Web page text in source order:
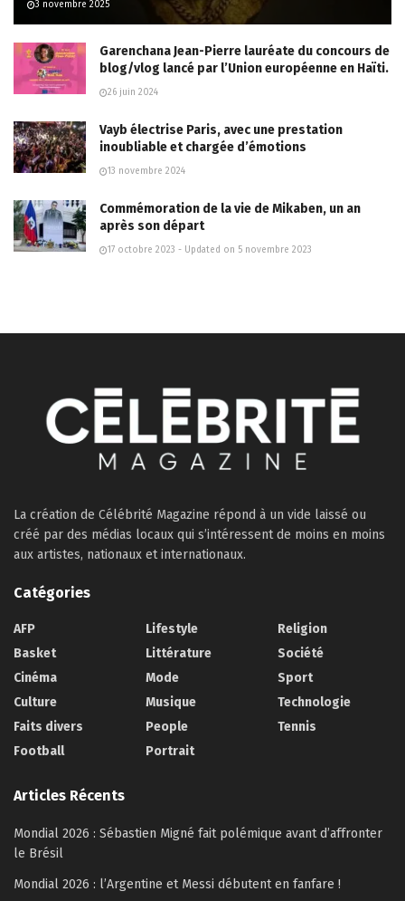
3 novembre 2025
Garenchana Jean-Pierre lauréate du concours de
blog/vlog lancé par l’Union européenne en Haïti.
26 juin 2024
Vayb électrise Paris, avec une prestation
inoubliable et chargée d’émotions
13 novembre 2024
Commémoration de la vie de Mikaben, un an
après son départ
17 octobre 2023 - Updated on 5 novembre 2023
La création de Célébrité Magazine répond à un vide laissé ou
créé par des médias locaux qui s’intéressent de moins en moins
aux artistes, nationaux et internationaux.
Catégories
AFP
Basket
Cinéma
Culture
Faits divers
Football
Lifestyle
Littérature
Mode
Musique
People
Portrait
Religion
Société
Sport
Technologie
Tennis
Articles Récents
Mondial 2026 : Sébastien Migné fait polémique avant d’affronter
le Brésil
Mondial 2026 : l’Argentine et Messi débutent en fanfare !